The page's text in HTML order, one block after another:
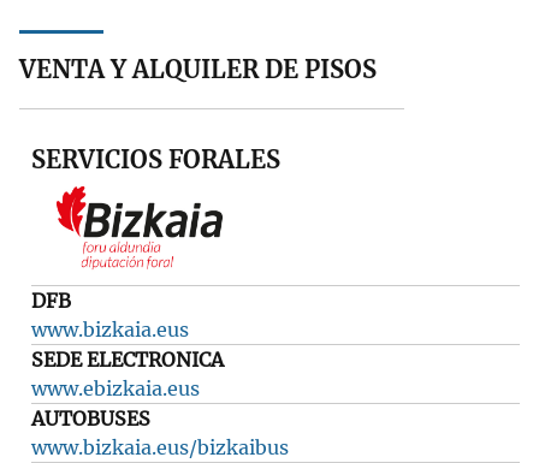
VENTA Y ALQUILER DE PISOS
SERVICIOS FORALES
DFB
www.bizkaia.eus
SEDE ELECTRONICA
www.ebizkaia.eus
AUTOBUSES
www.bizkaia.eus/bizkaibus